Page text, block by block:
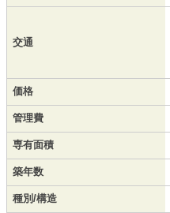
交通
価格
管理費
専有面積
築年数
種別/構造